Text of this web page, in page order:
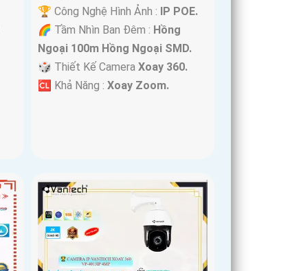
🏆 Công Nghệ Hình Ảnh : IP POE.
🌈 Tầm Nhìn Ban Đêm : Hồng
Ngoại 100m Hồng Ngoại SMD.
🎲 Thiết Kế CameraXoay 360.
️🆑 Khả Năng :Xoay Zoom.